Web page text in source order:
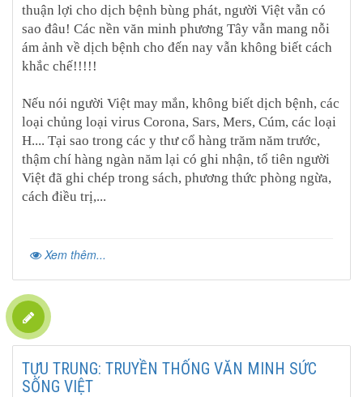
thuận lợi cho dịch bệnh bùng phát, người Việt vẫn có
sao đâu! Các nền văn minh phương Tây vẫn mang nỗi
ám ảnh về dịch bệnh cho đến nay vẫn không biết cách
khắc chế!!!!!
Nếu nói người Việt may mắn, không biết dịch bệnh, các
loại chủng loại virus Corona, Sars, Mers, Cúm, các loại
H.... Tại sao trong các y thư cổ hàng trăm năm trước,
thậm chí hàng ngàn năm lại có ghi nhận, tổ tiên người
Việt đã ghi chép trong sách, phương thức phòng ngừa,
cách điều trị,...
Xem thêm...
TỰU TRUNG: TRUYỀN THỐNG VĂN MINH SỨC
SỐNG VIỆT